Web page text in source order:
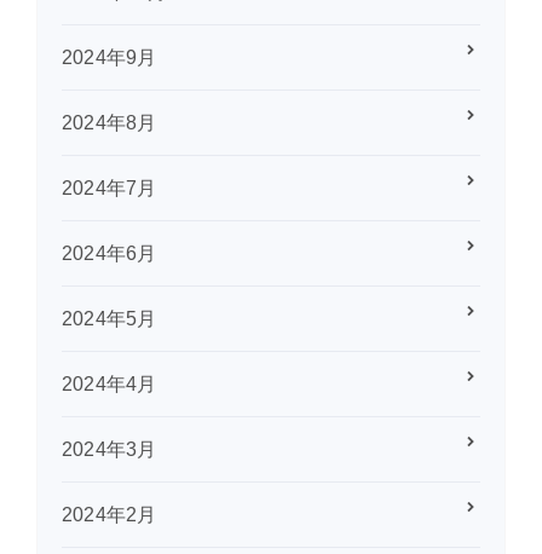
2024年9月
2024年8月
2024年7月
2024年6月
2024年5月
2024年4月
2024年3月
2024年2月